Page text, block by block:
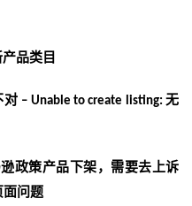
产品类目
对 – Unable to create listing:无
政策产品下架，需要去上诉
面问题